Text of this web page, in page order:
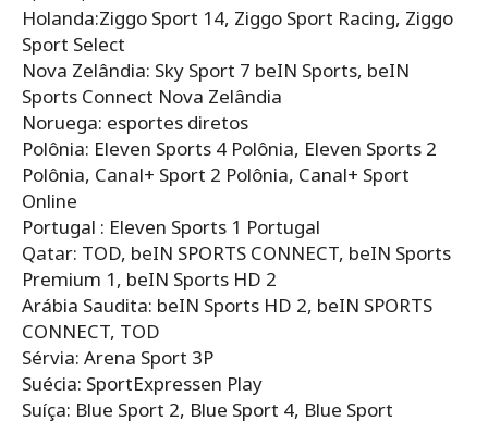
Holanda:Ziggo Sport 14, Ziggo Sport Racing, Ziggo
Sport Select
Nova Zelândia: Sky Sport 7 beIN Sports, beIN
Sports Connect Nova Zelândia
Noruega: esportes diretos
Polônia: Eleven Sports 4 Polônia, Eleven Sports 2
Polônia, Canal+ Sport 2 Polônia, Canal+ Sport
Online
Portugal : Eleven Sports 1 Portugal
Qatar: TOD, beIN SPORTS CONNECT, beIN Sports
Premium 1, beIN Sports HD 2
Arábia Saudita: beIN Sports HD 2, beIN SPORTS
CONNECT, TOD
Sérvia: Arena Sport 3P
Suécia: SportExpressen Play
Suíça: Blue Sport 2, Blue Sport 4, Blue Sport